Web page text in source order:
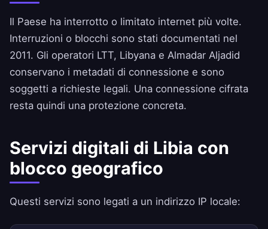
Il Paese ha interrotto o limitato internet più volte.
Interruzioni o blocchi sono stati documentati nel
2011. Gli operatori LTT, Libyana e Almadar Aljadid
conservano i metadati di connessione e sono
soggetti a richieste legali. Una connessione cifrata
resta quindi una protezione concreta.
Servizi digitali di Libia con
blocco geografico
Questi servizi sono legati a un indirizzo IP locale: